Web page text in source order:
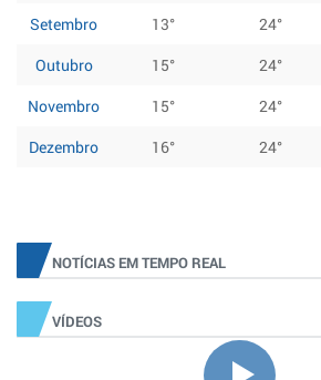
Setembro
13° 24°
Outubro
15° 24°
Novembro
15° 24°
Dezembro
16° 24°
NOTÍCIAS EM TEMPO REAL
VÍDEOS